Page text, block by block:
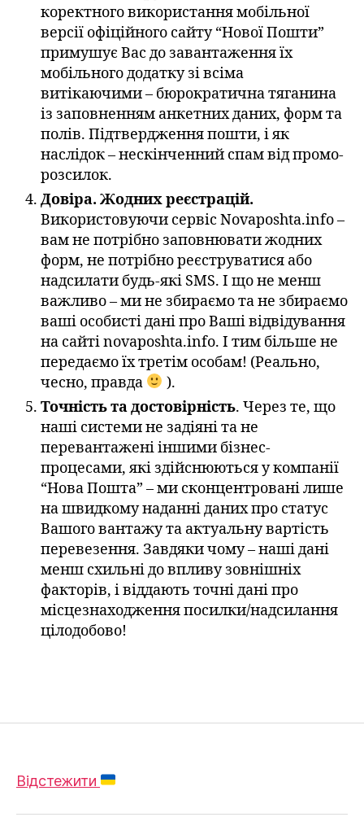
коректного використання мобільної
версії офіційного сайту “Нової Пошти”
примушує Вас до завантаження їх
мобільного додатку зі всіма
витікаючими – бюрократична тяганина
із заповненням анкетних даних, форм та
полів. Підтвердження пошти, і як
наслідок – нескінченний спам від промо-
розсилок.
Довіра. Жодних реєстрацій.
Використовуючи сервіс Novaposhta.info –
вам не потрібно заповнювати жодних
форм, не потрібно реєструватися або
надсилати будь-які SMS. І що не менш
важливо – ми не збираємо та не збираємо
ваші особисті дані про Ваші відвідування
на сайті novaposhta.info. І тим більше не
передаємо їх третім особам! (Реально,
чесно, правда
).
Точність та достовірність. Через те, що
наші системи не задіяні та не
перевантажені іншими бізнес-
процесами, які здійснюються у компанії
“Нова Пошта” – ми сконцентровані лише
на швидкому наданні даних про статус
Вашого вантажу та актуальну вартість
перевезення. Завдяки чому – наші дані
менш схильні до впливу зовнішніх
факторів, і віддають точні дані про
місцезнаходження посилки/надсилання
цілодобово!
Відстежити